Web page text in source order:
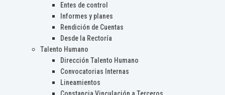
Entes de control
Informes y planes
Rendición de Cuentas
Desde la Rectoría
Talento Humano
Dirección Talento Humano
Convocatorias Internas
Lineamientos